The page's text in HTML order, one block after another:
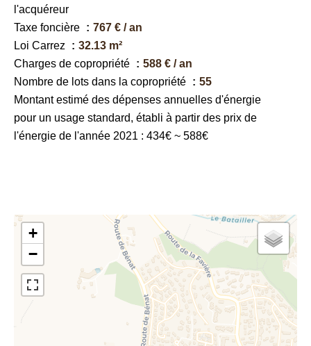
l'acquéreur
Taxe foncière
767 € / an
Loi Carrez
32.13 m²
Charges de copropriété
588 € / an
Nombre de lots dans la copropriété
55
Montant estimé des dépenses annuelles d'énergie
pour un usage standard, établi à partir des prix de
l'énergie de l'année 2021 : 434€ ~ 588€
+
−